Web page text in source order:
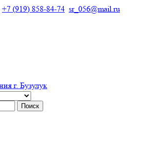
+7 (919) 858-84-74 sr_056@mail.ru
Поиск